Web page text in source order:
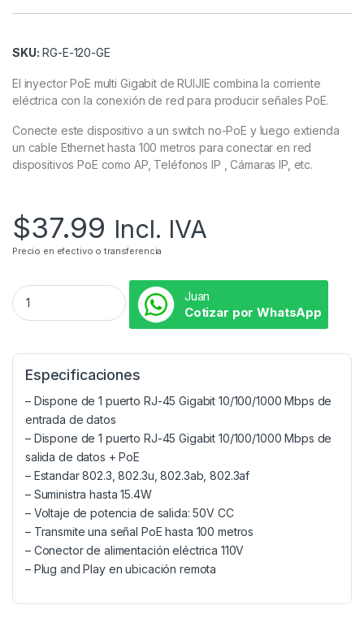
SKU: RG-E-120-GE
El inyector PoE multi Gigabit de RUIJIE combina la corriente
eléctrica con la conexión de red para producir señales PoE.
Conecte este dispositivo a un switch no-PoE y luego extienda
un cable Ethernet hasta 100 metros para conectar en red
dispositivos PoE como AP, Teléfonos IP , Cámaras IP, etc.
$37.99 Incl. IVA
Precio en efectivo o transferencia
Juan
Cotizar por WhatsApp
Especificaciones
– Dispone de 1 puerto RJ-45 Gigabit 10/100/1000 Mbps de
entrada de datos
– Dispone de 1 puerto RJ-45 Gigabit 10/100/1000 Mbps de
salida de datos + PoE
– Estandar 802.3, 802.3u, 802.3ab, 802.3af
– Suministra hasta 15.4W
– Voltaje de potencia de salida: 50V CC
– Transmite una señal PoE hasta 100 metros
– Conector de alimentación eléctrica 110V
– Plug and Play en ubicación remota